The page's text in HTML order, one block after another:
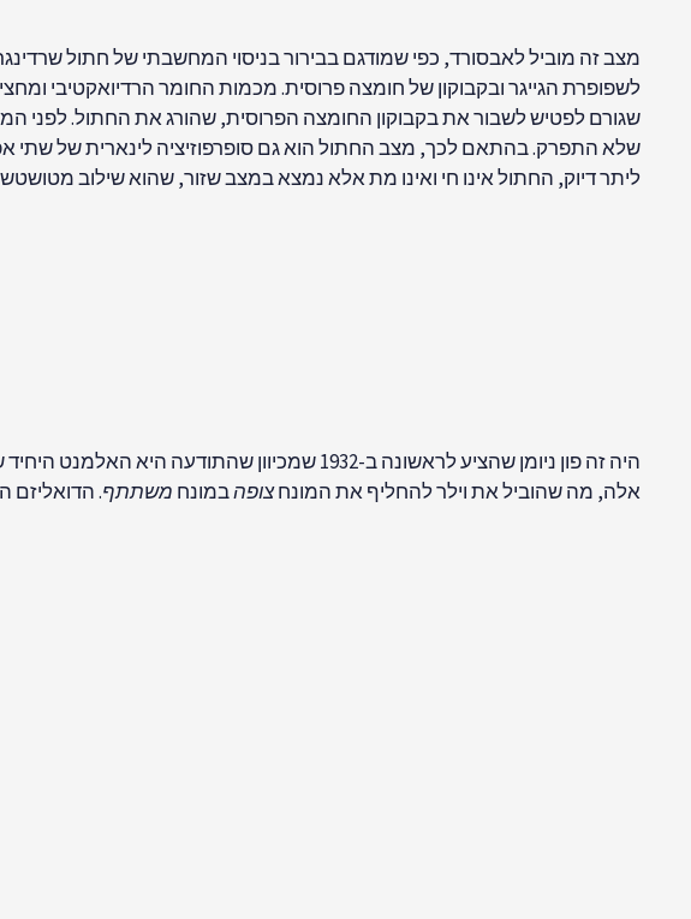
מצב זה מוביל לאבסורד, כפי שמודגם בבירור בניסוי המחשבתי של חתול
שגורם לפטיש לשבור את בקבוקון החומצה הפרוסית, שהורג את החתול. לפני
שלא התפרק. בהתאם לכך, מצב החתול הוא גם סופרפוזיציה לינארית של שתי
ליתר דיוק, החתול אינו חי ואינו מת אלא נמצא במצב שזור, שהוא שילוב
היה זה פון ניומן שהציע לראשונה ב-1932
אלה, מה שהוביל את וילר להחליף את המונחצופהבמונח משתתף. הדואליזם